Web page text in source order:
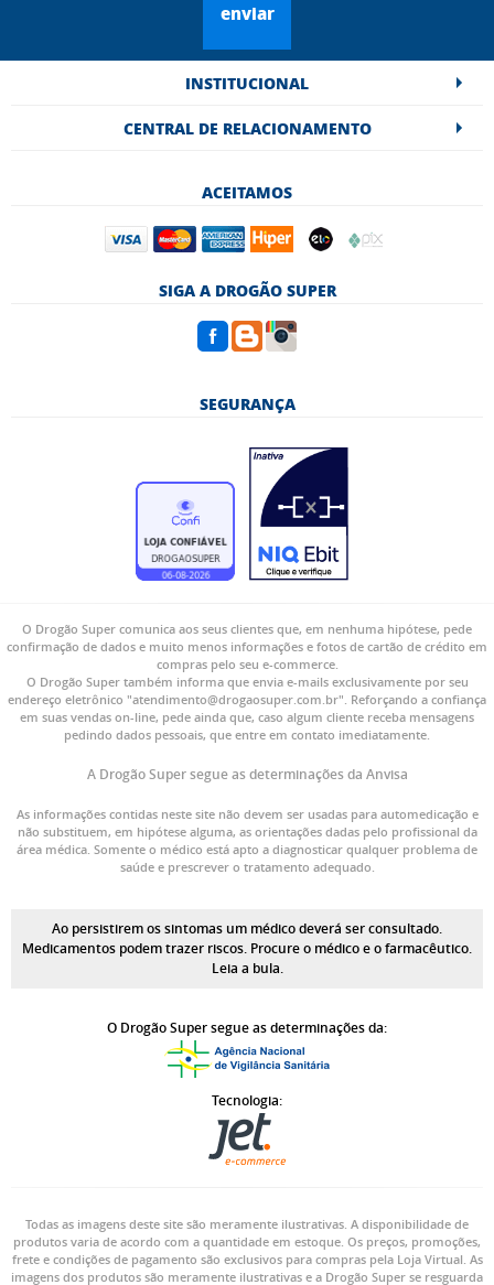
enviar
INSTITUCIONAL
CENTRAL DE RELACIONAMENTO
ACEITAMOS
SIGA A DROGÃO SUPER
SEGURANÇA
O Drogão Super comunica aos seus clientes que, em nenhuma hipótese, pede
confirmação de dados e muito menos informações e fotos de cartão de crédito em
compras pelo seu e-commerce.
O Drogão Super também informa que envia e-mails exclusivamente por seu
endereço eletrônico "atendimento@drogaosuper.com.br". Reforçando a confiança
em suas vendas on-line, pede ainda que, caso algum cliente receba mensagens
pedindo dados pessoais, que entre em contato imediatamente.
A Drogão Super segue as determinações da Anvisa
As informações contidas neste site não devem ser usadas para automedicação e
não substituem, em hipótese alguma, as orientações dadas pelo profissional da
área médica. Somente o médico está apto a diagnosticar qualquer problema de
saúde e prescrever o tratamento adequado.
Ao persistirem os sintomas um médico deverá ser consultado.
Medicamentos podem trazer riscos. Procure o médico e o farmacêutico.
Leia a bula.
O Drogão Super segue as determinações da:
Tecnologia:
Todas as imagens deste site são meramente ilustrativas. A disponibilidade de
produtos varia de acordo com a quantidade em estoque. Os preços, promoções,
frete e condições de pagamento são exclusivos para compras pela Loja Virtual. As
imagens dos produtos são meramente ilustrativas e a Drogão Super se resguarda